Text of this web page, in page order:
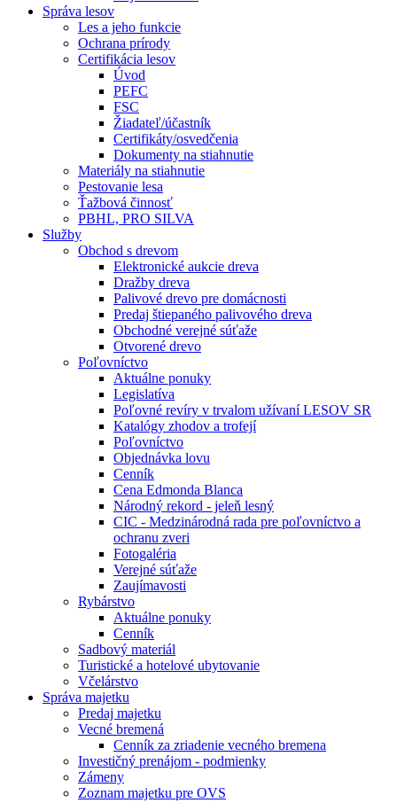
Správa lesov
Les a jeho funkcie
Ochrana prírody
Certifikácia lesov
Úvod
PEFC
FSC
Žiadateľ/účastník
Certifikáty/osvedčenia
Dokumenty na stiahnutie
Materiály na stiahnutie
Pestovanie lesa
Ťažbová činnosť
PBHL, PRO SILVA
Služby
Obchod s drevom
Elektronické aukcie dreva
Dražby dreva
Palivové drevo pre domácnosti
Predaj štiepaného palivového dreva
Obchodné verejné súťaže
Otvorené drevo
Poľovníctvo
Aktuálne ponuky
Legislatíva
Poľovné revíry v trvalom užívaní LESOV SR
Katalógy zhodov a trofejí
Poľovníctvo
Objednávka lovu
Cenník
Cena Edmonda Blanca
Národný rekord - jeleň lesný
CIC - Medzinárodná rada pre poľovníctvo a
ochranu zveri
Fotogaléria
Verejné súťaže
Zaujímavosti
Rybárstvo
Aktuálne ponuky
Cenník
Sadbový materiál
Turistické a hotelové ubytovanie
Včelárstvo
Správa majetku
Predaj majetku
Vecné bremená
Cenník za zriadenie vecného bremena
Investičný prenájom - podmienky
Zámeny
Zoznam majetku pre OVS